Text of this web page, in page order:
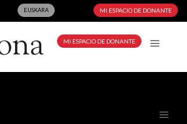
EUSKARA MI ESPACIO DE DONANTE
MI ESPACIO DE DONANTE